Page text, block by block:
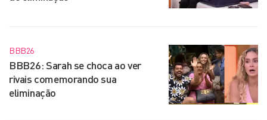
BBB26
BBB26: Sarah se choca ao ver
rivais comemorando sua
eliminação